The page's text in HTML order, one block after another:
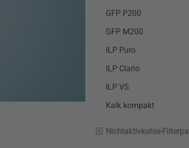
GFP P200
GFP M200
ILP Puro
ILP Clario
ILP VS
Kalk kompakt
Nichtaktivkohle-